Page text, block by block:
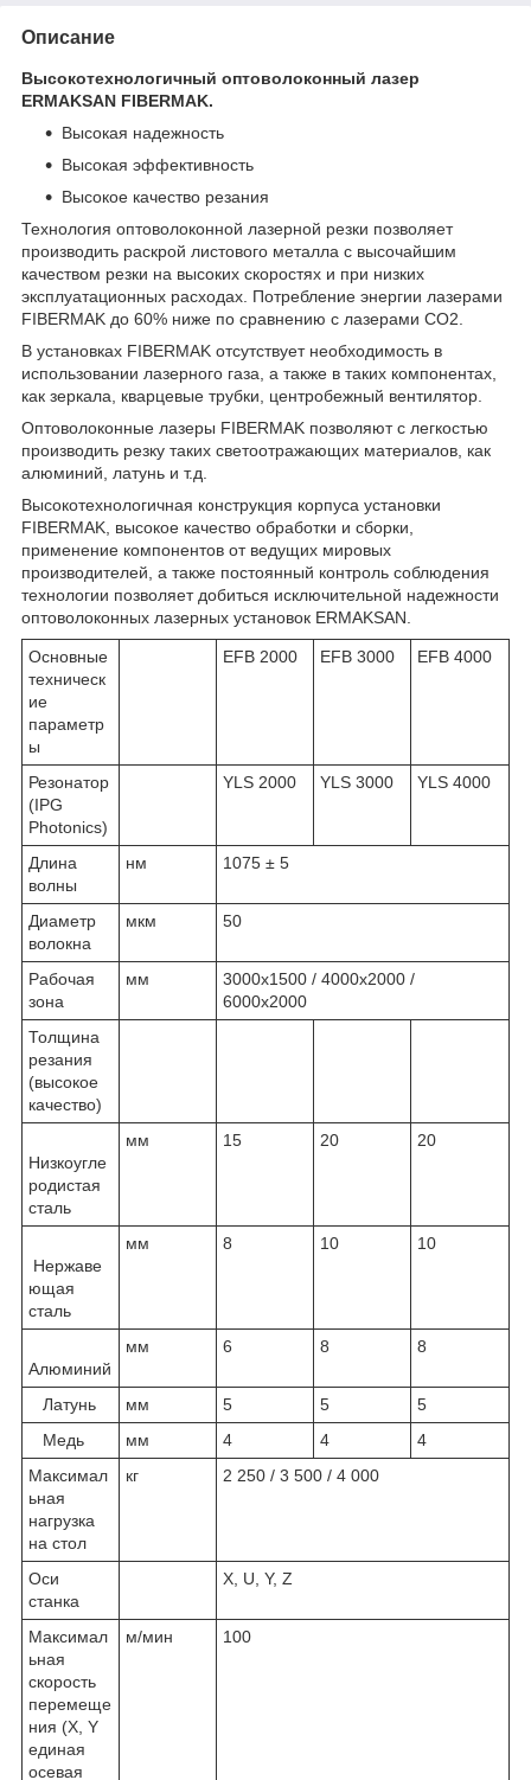
Описание
Высокотехнологичный оптоволоконный лазер
ERMAKSAN FIBERMAK.
Высокая надежность
Высокая эффективность
Высокое качество резания
Технология оптоволоконной лазерной резки позволяет
производить раскрой листового металла с высочайшим
качеством резки на высоких скоростях и при низких
эксплуатационных расходах. Потребление энергии лазерами
FIBERMAK до 60% ниже по сравнению с лазерами CO2.
В установках FIBERMAK отсутствует необходимость в
использовании лазерного газа, а также в таких компонентах,
как зеркала, кварцевые трубки, центробежный вентилятор.
Оптоволоконные лазеры FIBERMAK позволяют с легкостью
производить резку таких светоотражающих материалов, как
алюминий, латунь и т.д.
Высокотехнологичная конструкция корпуса установки
FIBERMAK, высокое качество обработки и сборки,
применение компонентов от ведущих мировых
производителей, а также постоянный контроль соблюдения
технологии позволяет добиться исключительной надежности
оптоволоконных лазерных установок ERMAKSAN.
Основные
техническ
ие
параметр
ы
EFB 2000 EFB 3000 EFB 4000
Резонатор
(IPG
Photonics)
YLS 2000 YLS 3000 YLS 4000
Длина
волны
нм 1075 ± 5
Диаметр
волокна
мкм 50
Рабочая
зона
мм
3000x1500 / 4000x2000 /
6000x2000
Толщина
резания
(высокое
качество)
Низкоугле
родистая
сталь
мм 15 20 20
Нержаве
ющая
сталь
мм 8 10 10
Алюминий
мм 6 8 8
Латунь мм 5 5
5
Медь
мм 4 4
4
Максимал
ьная
нагрузка
на стол
кг 2 250 / 3 500 / 4 000
Оси
станка
X, U, Y, Z
Максимал
ьная
скорость
перемеще
ния (X, Y
единая
осевая
м/мин 100